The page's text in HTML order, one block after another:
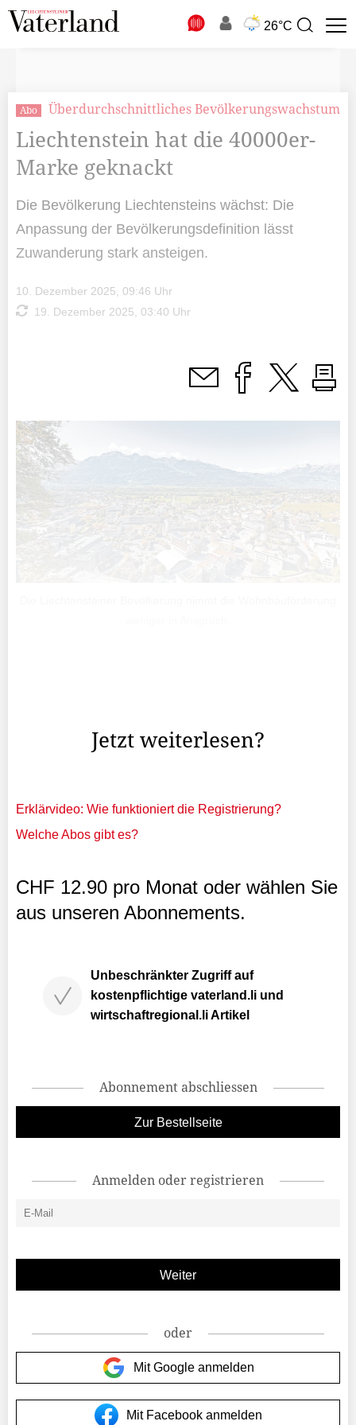
26°C
Suchbegriff
Abo Überdurchschnittliches Bevölkerungswachstum
Liechtenstein hat die 40000er-
Marke geknackt
Die Bevölkerung Liechtensteins wächst: Die
Anpassung der Bevölkerungsdefinition lässt
Zuwanderung stark ansteigen.
10. Dezember 2025, 09:46 Uhr
19. Dezember 2025, 03:40 Uhr
Jetzt weiterlesen?
Erklärvideo: Wie funktioniert die Registrierung?
Welche Abos gibt es?
CHF 12.90 pro Monat oder wählen Sie
aus unseren Abonnements.
Unbeschränkter Zugriff auf
kostenpflichtige vaterland.li und
wirtschaftregional.li Artikel
Abonnement abschliessen
Zur Bestellseite
Anmelden oder registrieren
oder
Mit Google anmelden
Mit Facebook anmelden